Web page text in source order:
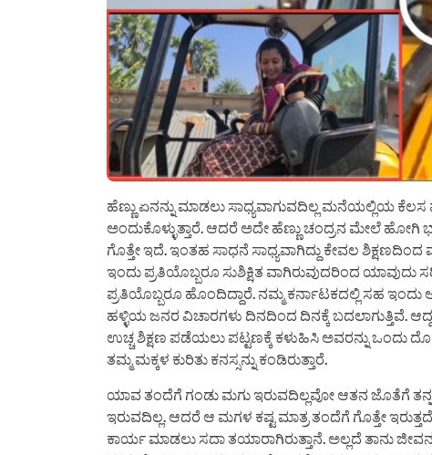
ಹೆಣ್ಣು ಏನನ್ನು ಮಾಡಲು ಸಾಧ್ಯವಾಗುವದಿಲ್ಲ ಮನೆಯಲ್ಲಿಯ
ಅಂದುಕೊಳ್ಳುತ್ತಾರೆ. ಆದರೆ ಅದೇ ಹೆಣ್ಣು ಚಂದ್ರನ ಮೇಲೆ ಹೋಗಿ
ಗೊತ್ತೇ ಇದೆ. ಇಂತಹ ಸಾಧನೆ ಸಾಧ್ಯವಾಗಿದ್ದು ಕೇವಲ ಶಿಕ್ಷಣದಿಂದ
ಇಂದು ಪ್ರತಿಯೊಬ್ಬರೂ ಸುಶಿಕ್ಷಿತ ವಾಗಿರುವುದರಿಂದ ಯಾವುದು
ಪ್ರತಿಯೊಬ್ಬರೂ ಹೊಂದಿದ್ದಾರೆ. ನಮ್ಮ ಕರ್ನಾಟಕದಲ್ಲಿ ಸಹ ಇಂದು
ಹಳ್ಳಿಯ ಜನರ ವಿಚಾರಗಳು ದಿನದಿಂದ ದಿನಕ್ಕೆ ಬದಲಾಗುತ್ತಿವೆ.
ಉಚ್ಚ ಶಿಕ್ಷಣ ಪಡೆಯಲು ಪಟ್ಟಣಕ್ಕೆ ಕಳುಹಿಸಿ ಅವರನ್ನು ಒಂದು
ತಮ್ಮ ಮಕ್ಕಳ ಕುರಿತು ಕನಸ್ಸನ್ನು ಕಂಡಿರುತ್ತಾರೆ.
ಯಾವ ತಂದೆಗೆ ಗಂಡು ಮಗು ಇರುವದಿಲ್ಲವೋ ಆತನ ಜೊತೆಗೆ ತನ್ನ
ಇರುವದಿಲ್ಲ. ಆದರೆ ಆ ಮಗಳ ಕಷ್ಟ ಮಾತ್ರ ತಂದೆಗೆ ಗೊತ್ತೇ
ಕಾರ್ಯ ಮಾಡಲು ಸದಾ ತಯಾರಾಗಿರುತ್ತಾನೆ. ಅಲ್ಲದೆ ತಾನು